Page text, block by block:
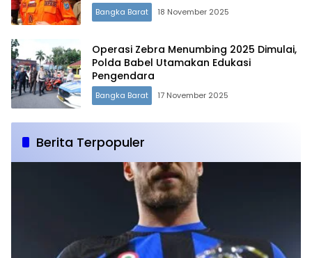
Bangka Barat 18 November 2025
Operasi Zebra Menumbing 2025 Dimulai,
Polda Babel Utamakan Edukasi
Pengendara
Bangka Barat 17 November 2025
Berita Terpopuler